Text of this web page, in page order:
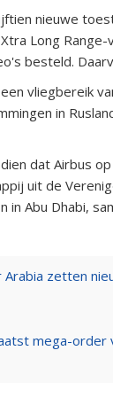
nieuwe
Long Range-
besteld.
vliegbereik
in
dat Airbus
uit de
Abu Dhabi,
Arabia zetten
mega-order